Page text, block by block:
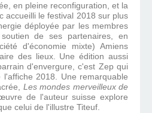
en pleine reconfiguration, et la
accueilli le festival 2018 sur plus
déployée par les membres
de ses partenaires, en
d'économie mixte) Amiens
des lieux. Une édition aussi
d'envergure, c'est Zep qui
2018. Une remarquable
Les mondes merveilleux de
de l'auteur suisse explore
celui de l'illustre Titeuf.